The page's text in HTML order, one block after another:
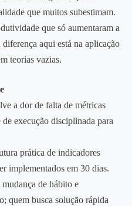
que muitos subestimam.
que só aumentaram a
aqui está na aplicação
teorias vazias.
a dor de falta de métricas
execução disciplinada para
prática de indicadores
implementados em 30 dias.
de hábito e
quem busca solução rápida